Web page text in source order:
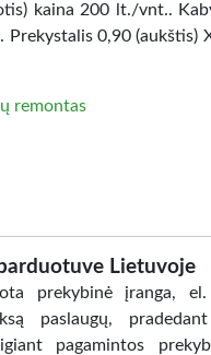
kaina 200 lt./vnt..
0,90 (aukštis)
remontas
Lietuvoje
prekybinė įranga, el.
paslaugų,
pagamintos